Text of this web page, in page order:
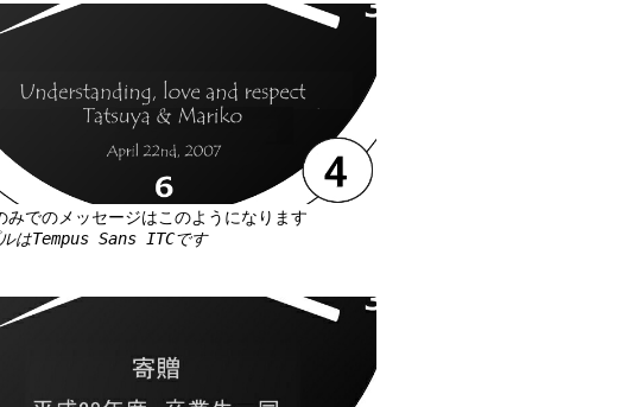
みでのメッセージはこのようになります
はTempus Sans ITCです